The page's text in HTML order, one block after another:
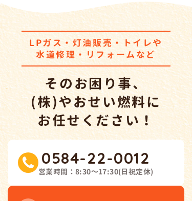
LPガス・灯油販売・トイレや
水道修理・リフォームなど
そのお困り事、
(株)やおせい燃料に
お任せください！
0584-22-0012
営業時間： 8:30～17:30(日祝定休)